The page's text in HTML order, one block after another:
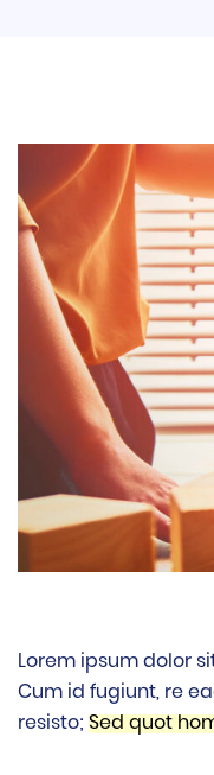
Lorem ipsum dolor
Cum id fugiunt, re
resisto; Sed quot